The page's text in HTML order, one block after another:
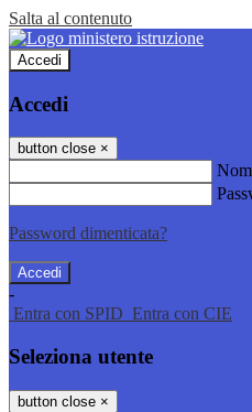
Salta al contenuto
Accedi
Accedi
button close ×
Password dimenticata?
-
Entra con SPID Entra con CIE
Seleziona utente
button close ×